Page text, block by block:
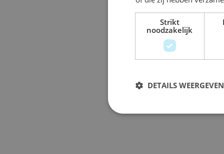
Strikt
noodzakelijk
DETAILS WEERGEVEN